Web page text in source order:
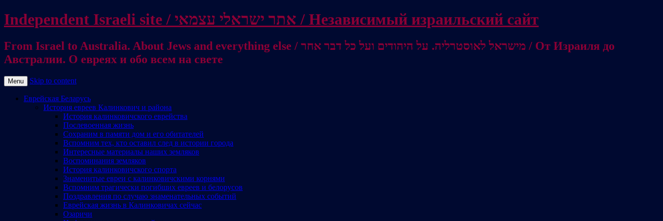
Independent Israeli site / אתר ישראלי עצמאי / Независимый израильский сайт
From Israel to Australia. About Jews and everything else / מישראל לאוסטרליה. על היהודים ועל כל דבר אחר / От Израиля до
Австралии. О евреях и обо всем на свете
Menu Skip to content
Еврейская Беларусь
История евреев Калинкович и района
История калинковичского еврейства
Послевоенная жизнь
Сохраним в памяти дом и его обитателей
Вспомним тех, кто оставил след в истории города
Интересные материалы наших земляков
Воспоминания земляков
История калинковичского спорта
Знаменитые евреи с калинковичскими корнями
Вспомним трагически погибших евреев и белорусов
Поздравления по случаю знаменательных событий
Еврейская жизнь в Калинковичах сейчас
Озаричи